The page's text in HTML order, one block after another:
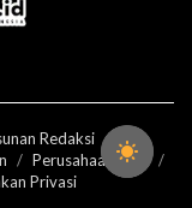
Redaksi
Perusahaan Pers
Privasi